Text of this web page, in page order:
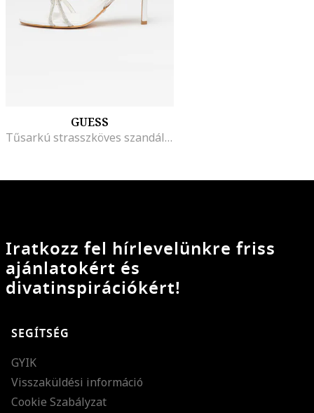
GUESS
Tűsarkú strasszköves szandál, Fehér
Iratkozz fel hírlevelünkre friss
ajánlatokért és
divatinspirációkért!
SEGÍTSÉG
GYIK
Visszaküldési információ
Cookie Szabályzat